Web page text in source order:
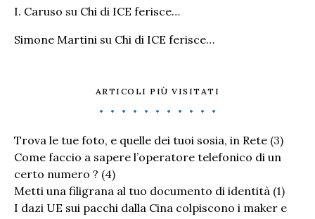
I. Caruso su Chi di ICE ferisce…
Simone Martini su Chi di ICE ferisce…
ARTICOLI PIÙ VISITATI
Trova le tue foto, e quelle dei tuoi sosia, in Rete (3)
Come faccio a sapere l’operatore telefonico di un
certo numero ? (4)
Metti una filigrana al tuo documento di identità (1)
I dazi UE sui pacchi dalla Cina colpiscono i maker e